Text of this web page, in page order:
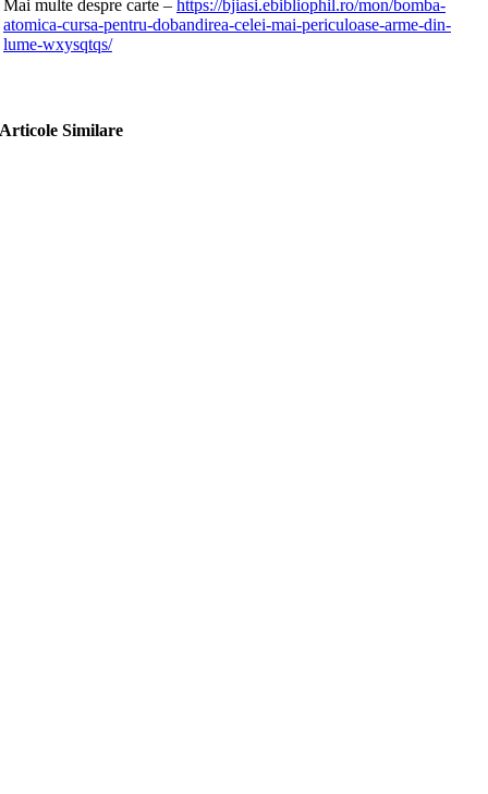
Mai multe despre carte – https://bjiasi.ebibliophil.ro/mon/bomba-
atomica-cursa-pentru-dobandirea-celei-mai-periculoase-arme-din-
lume-wxysqtqs/
Articole Similare